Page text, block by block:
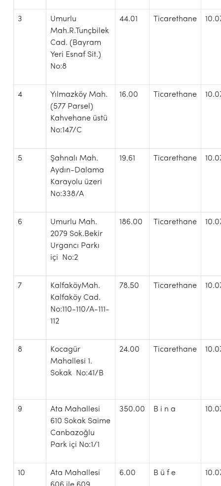
3
Umurlu
Mah.R.Tunçbilek
Cad. (Bayram
Yeri Esnaf Sit.)
No:8
44.01 Ticarethane
4
Yılmazköy Mah.
(577 Parsel)
Kahvehane üstü
No:147/C
16.00 Ticarethane
5
Şahnalı Mah.
Aydın-Dalama
Karayolu üzeri
No:338/A
19.61 Ticarethane
6
Umurlu Mah.
2079 Sok.Bekir
Urgancı Parkı
içi No:2
186.00 Ticarethane
7
KalfaköyMah.
Kalfaköy Cad.
No:110-110/A-111-
112
78.50 Ticarethane
8
Kocagür
Mahallesi 1.
Sokak No:41/B
24.00 Ticarethane
9
Ata Mahallesi
610 Sokak Saime
Canbazoğlu
Park içi No:1/1
350.00 B i n a
10
Ata Mahallesi
6.00 B ü f e